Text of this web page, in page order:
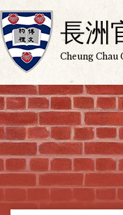
長洲
Cheung Chau